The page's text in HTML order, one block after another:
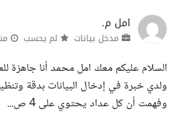
امل م.
مدخل بيانات لم يحسب
السلام عليكم معك امل محمد أنا جاهزة
ولدي خبرة في إدخال البيانات بدقة
وفهمت أن كل عداد يحتوي على 4 ص...